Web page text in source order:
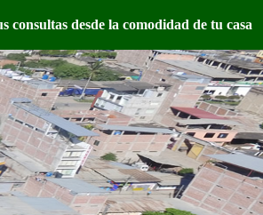
consultas desde la comodidad de tu casa